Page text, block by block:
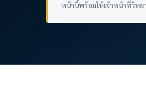
หน้านี้พร้อมให้เจ้าหน้าที่วิทย